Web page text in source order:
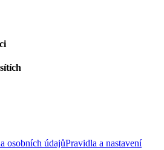
osobních údajůPravidla a nastavení